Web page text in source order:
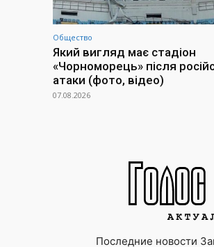
Общество
Який вигляд має стадіон
«Чорноморець» після
атаки (фото, відео)
07.08.2026
Последние новости